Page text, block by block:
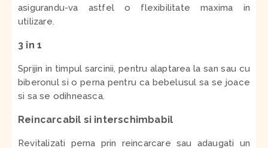
asigurandu-va astfel o flexibilitate maxima in
utilizare.
3 în 1
Sprijin in timpul sarcinii, pentru alaptarea la san sau cu
biberonul si o perna pentru ca bebelusul sa se joace
si sa se odihneasca.
Reincarcabil si interschimbabil
Revitalizati perna prin reincarcare sau adaugati un